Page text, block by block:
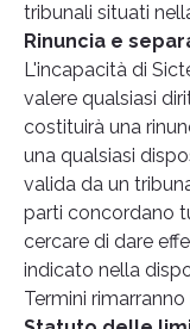
tribunali situati
Rinuncia e
L'incapacità di
valere qualsiasi
costituirà una
una qualsiasi
valida da un
parti concordano
cercare di dare
indicato nella
Termini